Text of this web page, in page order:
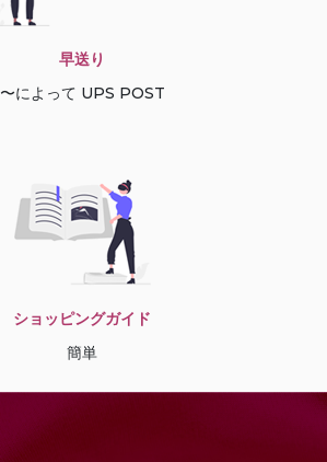
早送り
〜によって UPS POST
ショッピングガイド
簡単